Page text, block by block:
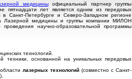
медициныофициальный партнер группы
пятнадцати лет является одним из передовых
в Санкт-Петербурге и Северо-Западном регионе
Лазерной медицины и группы компании МИЛОН
научно-образовательной программы
технологий.
техники, основанной на уникальных передовых
лазерных технологий (совместно с Санкт-